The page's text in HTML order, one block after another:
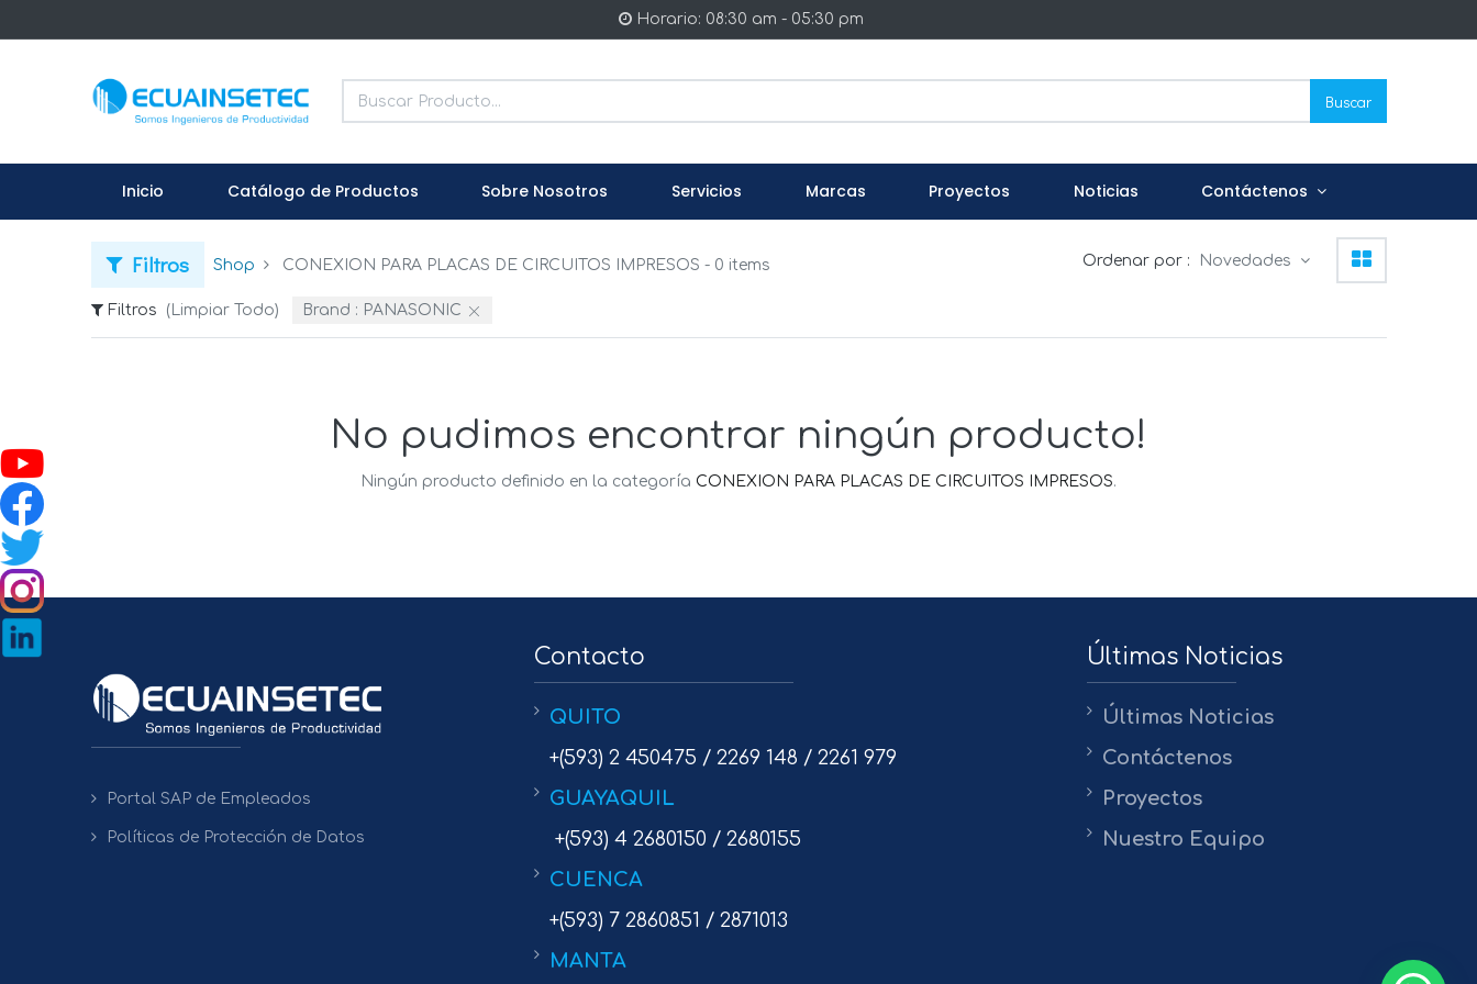
Horario: 08:30 am - 05:30 pm
Buscar
Inicio Catálogo de Productos Sobre Nosotros Servicios Marcas Proyectos Noticias Contáctenos
Filtros Shop CONEXION PARA PLACAS DE CIRCUITOS IMPRESOS - 0 items Ordenar por : Novedades
Filtros (Limpiar Todo) Brand : PANASONIC
No pudimos encontrar ningún producto!
Ningún producto definido en la categoría CONEXION PARA PLACAS DE CIRCUITOS IMPRESOS.
Portal SAP de Empleados
Políticas de Protección de Datos
Contacto
QUITO
+(593) 2 450475 / 2269 148 / 2261 979
GUAYAQUIL
+(593) 4 2680150 / 2680155
CUENCA
+(593) 7 2860851 / 2871013
MANTA
Últimas Noticias
Últimas Noticias
Contáctenos
Proyectos
Nuestro Equipo